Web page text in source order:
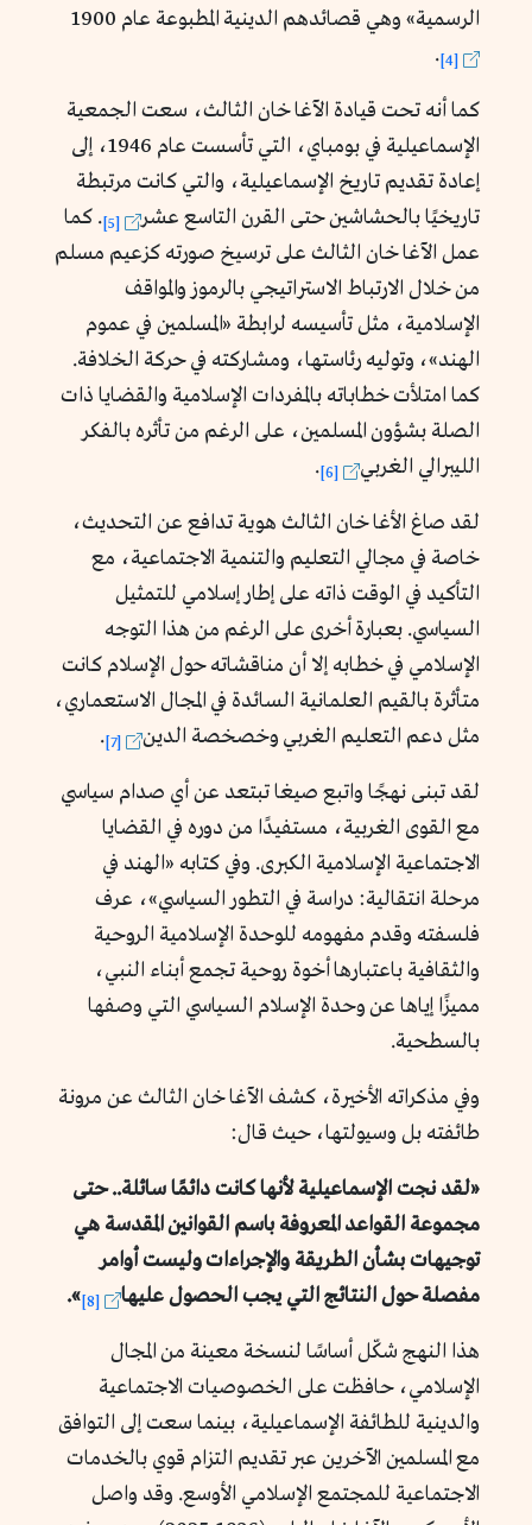
الرسمية» وهي قصائدهم الدينية المطبوعة عام 1900
[4]
.
كما أنه تحت قيادة الآغا خان الثالث، سعت الجمعية
الإسماعيلية في بومباي، التي تأسست عام 1946، إلى
إعادة تقديم تاريخ الإسماعيلية، والتي كانت مرتبطة
تاريخيًا بالحشاشين حتى القرن التاسع عشر
[5]
. كما
عمل الآغا خان الثالث على ترسيخ صورته كزعيم مسلم
من خلال الارتباط الاستراتيجي بالرموز والمواقف
الإسلامية، مثل تأسيسه لرابطة «المسلمين في عموم
الهند»، وتوليه رئاستها، ومشاركته في حركة الخلافة.
كما امتلأت خطاباته بالمفردات الإسلامية والقضايا ذات
الصلة بشؤون المسلمين، على الرغم من تأثره بالفكر
الليبرالي الغربي
[6]
.
لقد صاغ الأغا خان الثالث هوية تدافع عن التحديث،
خاصة في مجالي التعليم والتنمية الاجتماعية، مع
التأكيد في الوقت ذاته على إطار إسلامي للتمثيل
السياسي. بعبارة أخرى على الرغم من هذا التوجه
الإسلامي في خطابه إلا أن مناقشاته حول الإسلام كانت
متأثرة بالقيم العلمانية السائدة في المجال الاستعماري،
مثل دعم التعليم الغربي وخصخصة الدين
[7]
.
لقد تبنى نهجًا واتبع صيغا تبتعد عن أي صدام سياسي
مع القوى الغربية، مستفيدًا من دوره في القضايا
الاجتماعية الإسلامية الكبرى. وفي كتابه «الهند في
مرحلة انتقالية: دراسة في التطور السياسي»، عرف
فلسفته وقدم مفهومه للوحدة الإسلامية الروحية
والثقافية باعتبارها أخوة روحية تجمع أبناء النبي،
مميزًا إياها عن وحدة الإسلام السياسي التي وصفها
بالسطحية.
وفي مذكراته الأخيرة، كشف الآغا خان الثالث عن مرونة
طائفته بل وسيولتها، حيث قال:
«لقد نجت الإسماعيلية لأنها كانت دائمًا سائلة.. حتى
مجموعة القواعد المعروفة باسم القوانين المقدسة هي
توجيهات بشأن الطريقة والإجراءات وليست أوامر
مفصلة حول النتائج التي يجب الحصول عليها
[8]
».
هذا النهج شكّل أساسًا لنسخة معينة من المجال
الإسلامي، حافظت على الخصوصيات الاجتماعية
والدينية للطائفة الإسماعيلية، بينما سعت إلى التوافق
مع المسلمين الآخرين عبر تقديم التزام قوي بالخدمات
الاجتماعية للمجتمع الإسلامي الأوسع. وقد واصل